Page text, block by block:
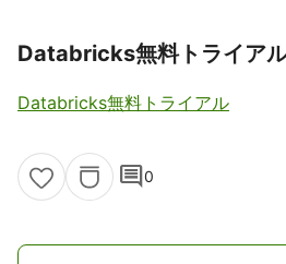
Databricks無料トライア
Databricks無料トライアル
comment0